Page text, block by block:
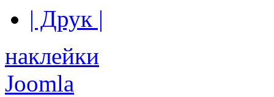
| Друк |
наклейки
Joomla